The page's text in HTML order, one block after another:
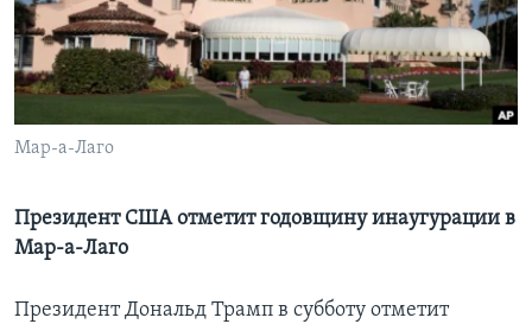
Learning English
Языки
Мар-а-Лаго
Президент США отметит годовщину инаугурации в
Мар-а-Лаго
Президент Дональд Трамп в субботу отметит